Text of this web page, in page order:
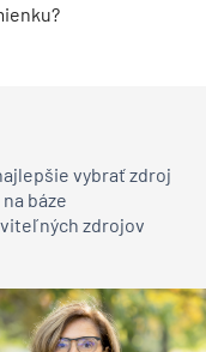
vybrať zdroj
báze
zdrojov